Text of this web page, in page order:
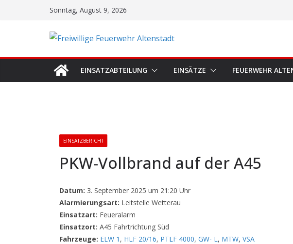
Sonntag, August 9, 2026
EINSATZABTEILUNG EINSÄTZE FEUERWEHR
EINSATZBERICHT
PKW-Vollbrand auf der A45
Datum: 3. September 2025 um 21:20 Uhr
Alarmierungsart: Leitstelle Wetterau
Einsatzart: Feueralarm
Einsatzort: A45 Fahrtrichtung Süd
Fahrzeuge: ELW 1 , HLF 20/16, PTLF 4000, GW- L, MTW, VSA